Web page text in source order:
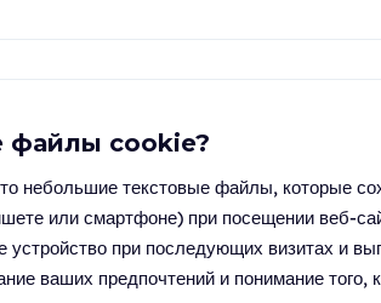
файлы cookie?
небольшие текстовые файлы, которые
или смартфоне) при посещении веб-
устройство при последующих визитах и
ваших предпочтений и понимание того,